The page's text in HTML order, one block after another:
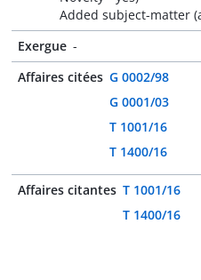
Added subject-matter
Exergue -
Affaires citées G 0002/98
G 0001/03
T 1001/16
T 1400/16
Affaires citantes T 1001/16
T 1400/16